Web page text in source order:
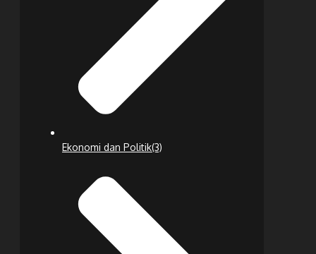
Ekonomi dan Politik(3)